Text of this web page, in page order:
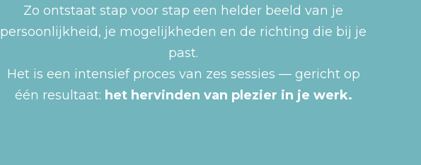
Zo ontstaat stap voor stap een helder beeld van je
persoonlijkheid, je mogelijkheden en de richting die bij je
past.
Het is een intensief proces van zes sessies — gericht op
één resultaat: het hervinden van plezier in je werk.